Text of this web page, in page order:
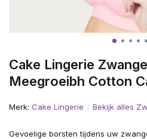
Cake Lingerie
Meegroeibh Cotton
Merk: Cake Lingerie Bekijk alles
Gevoelige borsten tijdens uw